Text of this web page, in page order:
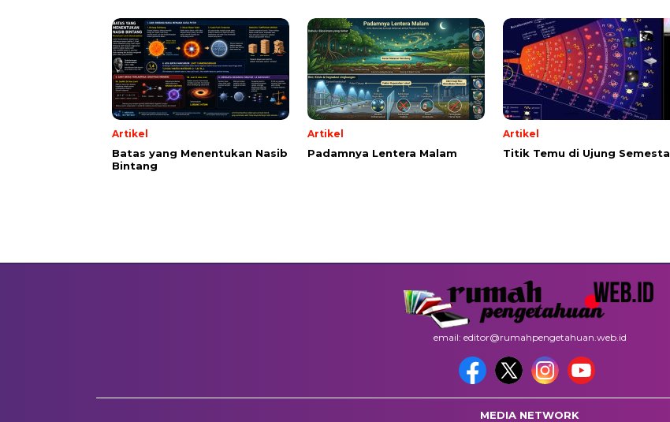
Artikel
Batas yang Menentukan Nasib
Bintang
Artikel
Padamnya Lentera Malam
Artikel
Titik Temu di Ujung Semesta
email: editor@rumahpengetahuan.web.id
MEDIA NETWORK